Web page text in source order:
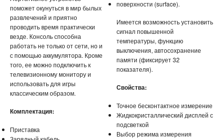
поможет окунуться в мир былых
развлечений и приятно
проводить время практически
везде. Консоль способна
работать не только от сети, но и
с помощью аккумулятора. Кроме
того, ее можно подключить к
телевизионному монитору и
использовать для игры
классическим образом.
Комплектация:
Приставка
поверхности (surface).
Имеется возможность установить
сигнал повышенной
температуры, функцию
выключения, автосохранение
памяти (фиксирует 32
показателя).
Свойства:
Точное бесконтактное измерение
Жидкокристаллический дисплей с
подсветкой
Выбор режима измерения